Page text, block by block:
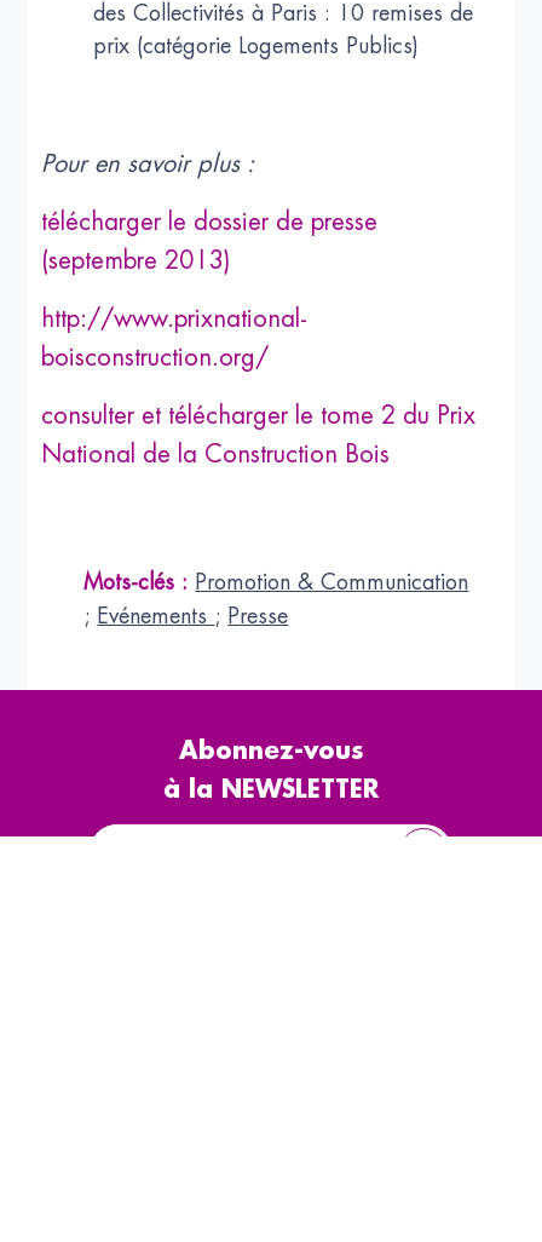
des Collectivités à Paris : 10 remises de
prix (catégorie Logements Publics)
Pour en savoir plus :
télécharger le dossier de presse
(septembre 2013)
http://www.prixnational-
boisconstruction.org/
consulter et télécharger le tome 2 du Prix
National de la Construction Bois
Mots-clés : Promotion & Communication
; Evénements ; Presse
Abonnez-vous
à la NEWSLETTER